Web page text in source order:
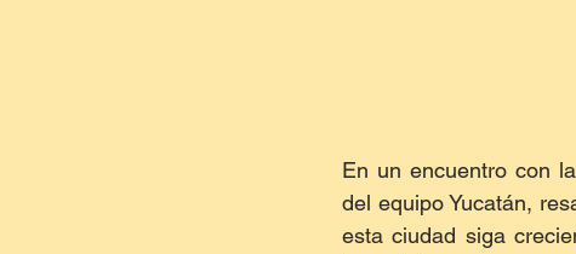
En un encuentro con
del equipo Yucatán,
esta ciudad siga